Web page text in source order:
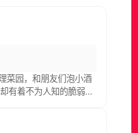
菜园，和朋友们泡小酒
有着不为人知的脆弱和
（吉赛勒·卡扎德絮
用来周游世界和阅读文